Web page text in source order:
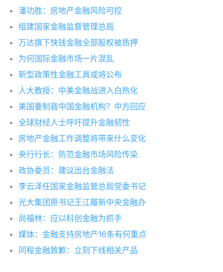
潘功胜：房地产金融风险可控
组建国家金融监督管理总局
万达旗下快钱金融全部股权被质押
为何国际金融市场一片混乱
新型政策性金融工具或将公布
人大教授：中美金融战进入白热化
美国要制裁中国金融机构？中方回应
全球财经人士呼吁提升金融韧性
房地产金融工作调整将带来什么变化
央行行长：防范金融市场风险传染
政协委员：建议出台金融法
李云泽任国家金融监管总局党委书记
光大集团原书记王江履新中央金融办
尚福林：应以科创金融为抓手
媒体：金融支持房地产16条有何重点
同程金融致歉：立刻下线相关产品